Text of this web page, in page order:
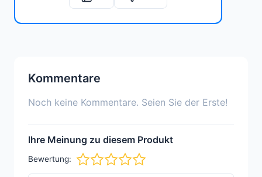
Kommentare
Noch keine Kommentare. Seien Sie der Erste!
Ihre Meinung zu diesem Produkt
Bewertung: